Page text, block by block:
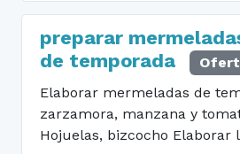
preparar
de temporada
Elaborar mermeladas de
zarzamora, manzana y
Hojuelas, bizcocho Elaborar